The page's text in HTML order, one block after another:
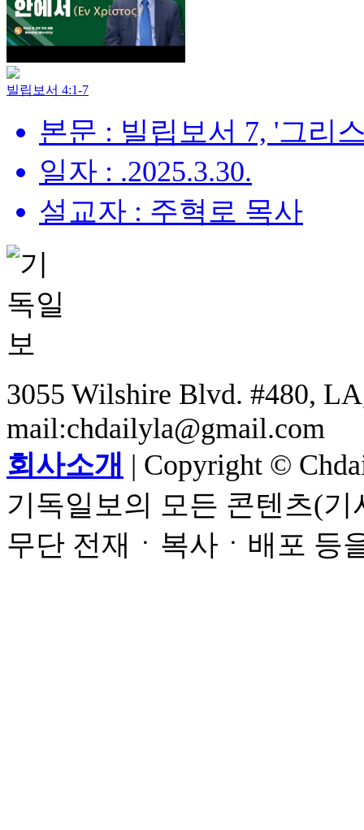
빌립보서 4:1-7
본문 : 빌립보서 7, '그리
일자 : .2025.3.30.
설교자 : 주혁로 목사
3055 Wilshire Blvd. #480,
mail:chdailyla@gmail.com
회사소개 | Copyright ©
기독일보의 모든 콘텐츠(
무단 전재ㆍ복사ㆍ배포 등